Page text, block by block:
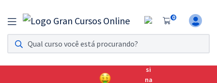
0
Assinatura Ilimitada 11
Acesso a todos os cursos. Teste grátis por 7 dias!
Assinatura OAB Até Passar